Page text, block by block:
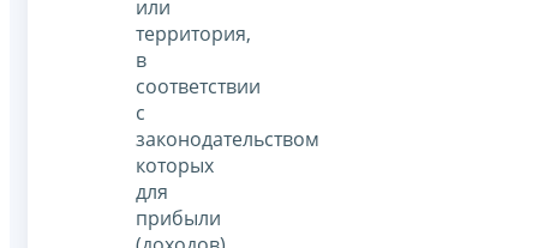
или
территория,
в
соответствии
с
законодательством
которых
для
прибыли